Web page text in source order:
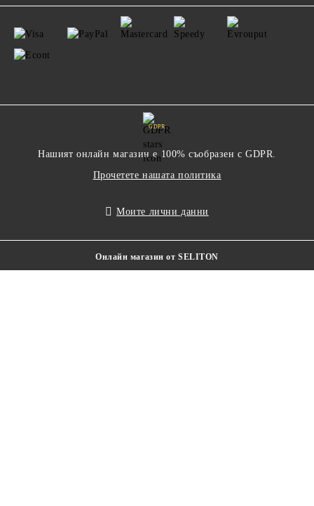
GDPR
Нашият онлайн магазин е 100% съобразен с GDPR.
Прочетете нашата политика
Моите лични данни
Онлайн магазин от SELITON